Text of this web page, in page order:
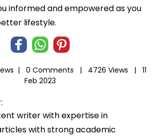
informed and empowered as you
lifestyle.
| 0 Comments | 4726 Views |
11
Feb 2023
writer with expertise in
with strong academic